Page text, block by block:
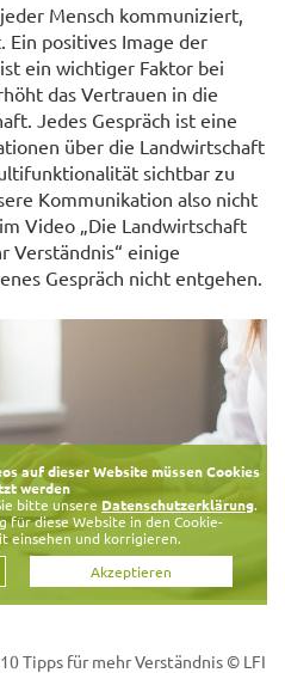
Mensch kommuniziert,
Ein positives Image der
ein wichtiger Faktor bei
das Vertrauen in die
Jedes Gespräch ist eine
über die Landwirtschaft
sichtbar zu
Kommunikation also nicht
Video „Die Landwirtschaft
Verständnis“ einige
Gespräch nicht entgehen.
auf dieser Website müssen Cookies
werden
bitte unsereDatenschutzerklärung.
für diese Website in den Cookie-
einsehen und korrigieren.
Akzeptieren
Tipps für mehr Verständnis © LFI